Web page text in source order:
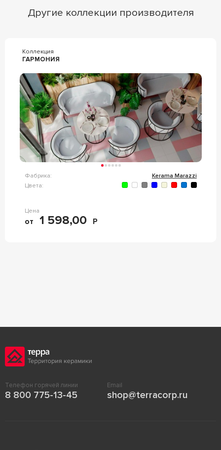
Другие коллекции производителя
Коллекция
ГАРМОНИЯ
Фабрика:
Kerama Marazzi
Цвета:
Цена
от 1 598,00 Р
Телефон горячей линии
8 800 775-13-45
Email
shop@terracorp.ru